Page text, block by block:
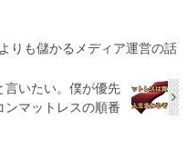
りも儲かるメディア運営の話
言いたい。僕が優先
マットレスの順番